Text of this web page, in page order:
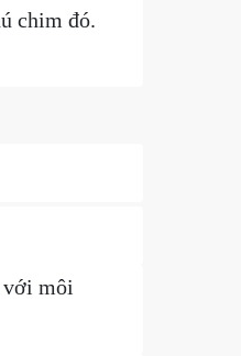
chim đó.
với môi